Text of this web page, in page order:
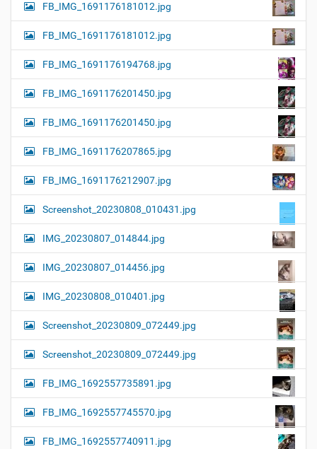
FB_IMG_1691176181012.jpg
FB_IMG_1691176181012.jpg
FB_IMG_1691176194768.jpg
FB_IMG_1691176201450.jpg
FB_IMG_1691176201450.jpg
FB_IMG_1691176207865.jpg
FB_IMG_1691176212907.jpg
Screenshot_20230808_010431.jpg
IMG_20230807_014844.jpg
IMG_20230807_014456.jpg
IMG_20230808_010401.jpg
Screenshot_20230809_072449.jpg
Screenshot_20230809_072449.jpg
FB_IMG_1692557735891.jpg
FB_IMG_1692557745570.jpg
FB_IMG_1692557740911.jpg